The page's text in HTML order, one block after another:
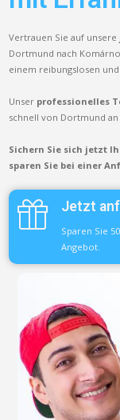
Vertrauen Sie auf unsere
Dortmund nach
einem reibungslosen
Unser professionelles
schnell von Dortmund
Sichern Sie sich jetzt
sparen Sie bei einer
Jetzt
Sparen Sie
Angebot.